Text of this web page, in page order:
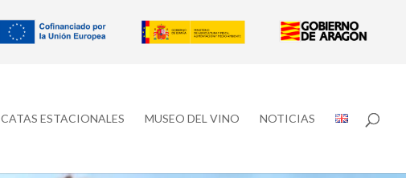
CATAS ESTACIONALES MUSEO DEL VINO NOTICIAS